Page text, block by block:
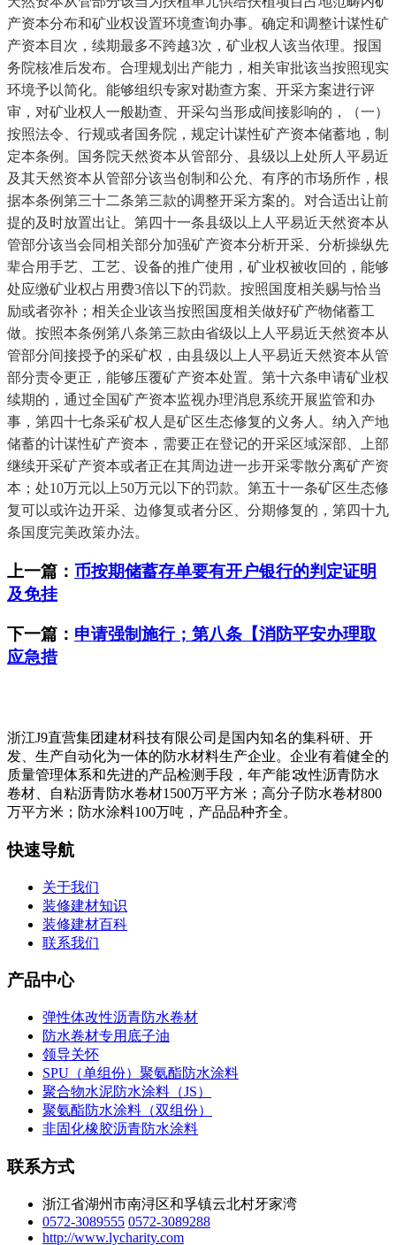
上一篇： 币按期储蓄存单要有开户银行的判定证明
及免挂
下一篇： 申请强制施行；第八条【消防平安办理取
应急措
浙江J9直营集团建材科技有限公司是国内知名的集科研、开
发、生产自动化为一体的防水材料生产企业。企业有着健全的
质量管理体系和先进的产品检测手段，年产能∶改性沥青防水
卷材、自粘沥青防水卷材1500万平方米；高分子防水卷材800
万平方米；防水涂料100万吨，产品品种齐全。
快速导航
关于我们
装修建材知识
装修建材百科
联系我们
产品中心
弹性体改性沥青防水卷材
防水卷材专用底子油
领导关怀
SPU（单组份）聚氨酯防水涂料
聚合物水泥防水涂料（JS）
聚氨酯防水涂料（双组份）
非固化橡胶沥青防水涂料
联系方式
浙江省湖州市南浔区和孚镇云北村牙家湾
0572-3089555 0572-3089288
http://www.lycharity.com